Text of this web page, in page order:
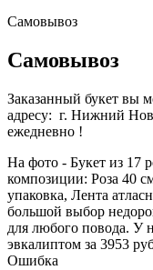
Самовывоз
Самовывоз
Заказанный букет вы
адресу: г. Нижний
ежедневно !
На фото - Букет из 17
композиции: Роза 40
упаковка, Лента
большой выбор
для любого повода. У
эвкалиптом за 3953
Ошибка